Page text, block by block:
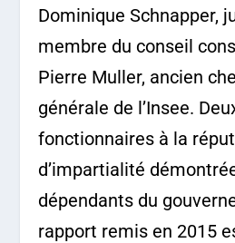
Dominique Schnapper,
membre du conseil
Pierre Muller, ancien
générale de l’Insee.
fonctionnaires à la
d’impartialité
dépendants du
rapport remis en 2015